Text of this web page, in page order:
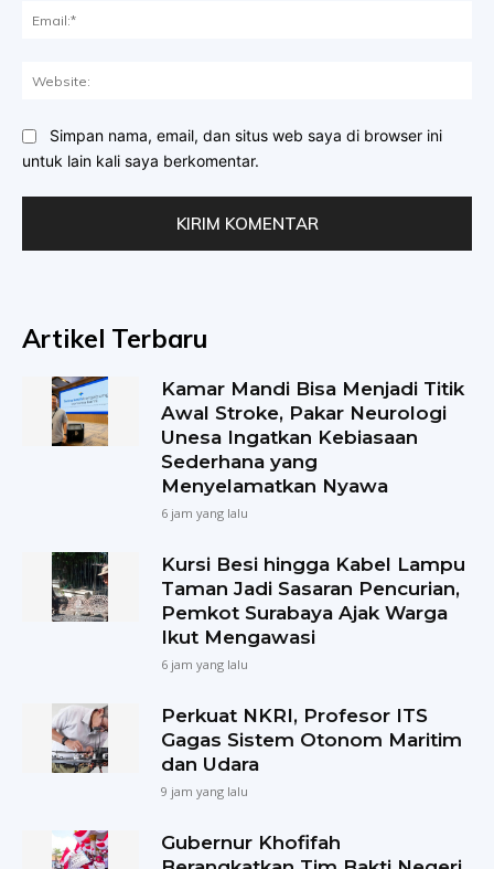
Simpan nama, email, dan situs web saya di browser ini
untuk lain kali saya berkomentar.
Artikel Terbaru
Kamar Mandi Bisa Menjadi Titik
Awal Stroke, Pakar Neurologi
Unesa Ingatkan Kebiasaan
Sederhana yang
Menyelamatkan Nyawa
6 jam yang lalu
Kursi Besi hingga Kabel Lampu
Taman Jadi Sasaran Pencurian,
Pemkot Surabaya Ajak Warga
Ikut Mengawasi
6 jam yang lalu
Perkuat NKRI, Profesor ITS
Gagas Sistem Otonom Maritim
dan Udara
9 jam yang lalu
Gubernur Khofifah